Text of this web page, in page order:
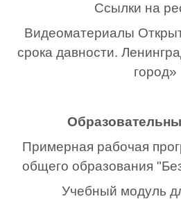
Ссылки на
Видеоматериалы
срока давности.
город»
Примерная рабочая
общего образования
Учебный модуль